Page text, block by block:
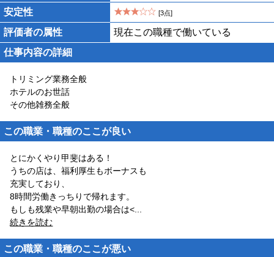
安定性 [3点]
評価者の属性
現在この職種で働いている
仕事内容の詳細
トリミング業務全般
ホテルのお世話
その他雑務全般
この職業・職種のここが良い
とにかくやり甲斐はある！
うちの店は、福利厚生もボーナスも
充実しており、
8時間労働きっちりで帰れます。
もしも残業や早朝出勤の場合は<
続きを読む
この職業・職種のここが悪い